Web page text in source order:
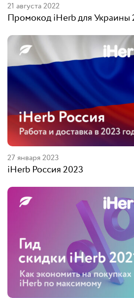
21 августа 2022
Промокод iHerb для Украины
27 января 2023
iHerb Россия 2023